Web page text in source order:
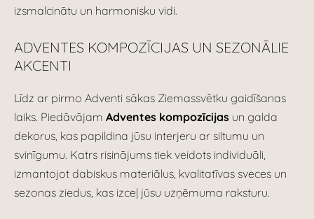
izsmalcinātu un harmonisku vidi.
ADVENTES KOMPOZĪCIJAS UN SEZONĀLIE
AKCENTI
Līdz ar pirmo Adventi sākas Ziemassvētku gaidīšanas
laiks. Piedāvājam Adventes kompozīcijas un galda
dekorus, kas papildina jūsu interjeru ar siltumu un
svinīgumu. Katrs risinājums tiek veidots individuāli,
izmantojot dabiskus materiālus, kvalitatīvas sveces un
sezonas ziedus, kas izceļ jūsu uzņēmuma raksturu.